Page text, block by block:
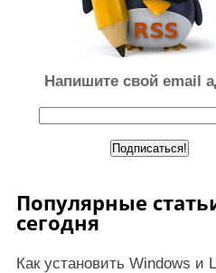
Напишите свой email
Популярные
сегодня
Как установить Windows и